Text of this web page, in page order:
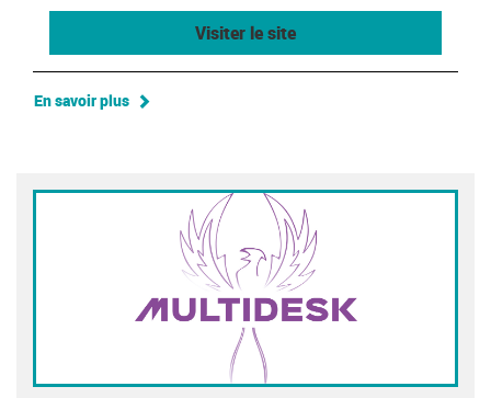
Visiter le site
En savoir plus